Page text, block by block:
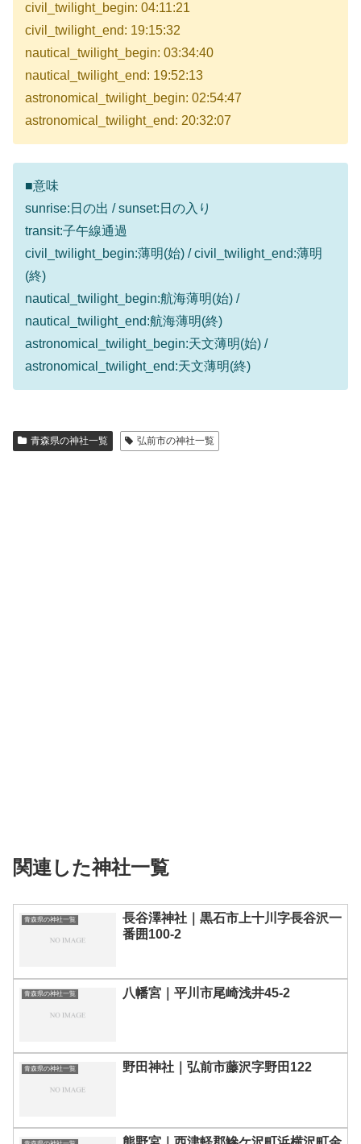
civil_twilight_begin: 04:11:21
civil_twilight_end: 19:15:32
nautical_twilight_begin: 03:34:40
nautical_twilight_end: 19:52:13
astronomical_twilight_begin: 02:54:47
astronomical_twilight_end: 20:32:07
■意味
sunrise:日の出 / sunset:日の入り
transit:子午線通過
civil_twilight_begin:薄明(始) / civil_twilight_end:薄明
(終)
nautical_twilight_begin:航海薄明(始) /
nautical_twilight_end:航海薄明(終)
astronomical_twilight_begin:天文薄明(始) /
astronomical_twilight_end:天文薄明(終)
青森県の神社一覧 弘前市の神社一覧
関連した神社一覧
青森県の神社一覧
長谷澤神社｜黒石市上十川字長谷沢一
番囲100-2
青森県の神社一覧 八幡宮｜平川市尾崎浅井45-2
青森県の神社一覧 野田神社｜弘前市藤沢字野田122